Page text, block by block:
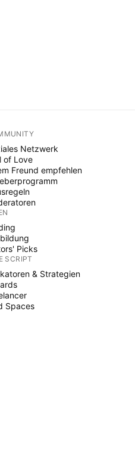
Netzwerk
of Love
Freund empfehlen
Picks
SCRIPT
& Strategien
Spaces